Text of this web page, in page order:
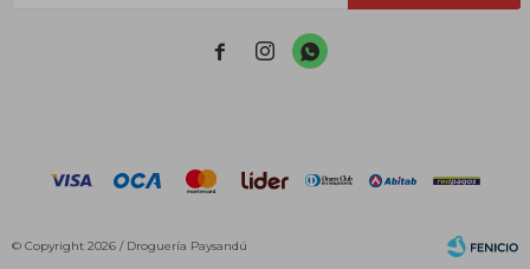
  
© Copyright 2026 / Droguería Paysandú